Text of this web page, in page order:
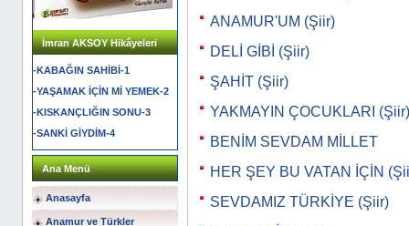
İmran AKSOY Hikâyeleri
-KABAĞIN SAHİBİ-1
-YAŞAMAK İÇİN Mİ YEMEK-2
-KISKANÇLIĞIN SONU-3
-SANKİ GİYDİM-4
Ana Menü
Anasayfa
Anamur ve Türkler
ANAMUR'UM (Şiir)
DELİ GİBİ (Şiir)
ŞAHİT (Şiir)
YAKMAYIN ÇOCUKLARI (Şiir)
BENİM SEVDAM MİLLET
HER ŞEY BU VATAN İÇİN
SEVDAMIZ TÜRKİYE (Şiir)